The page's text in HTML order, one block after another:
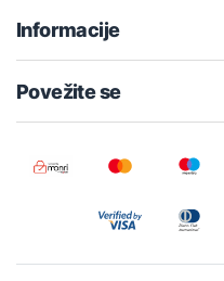
Informacije
Povežite se